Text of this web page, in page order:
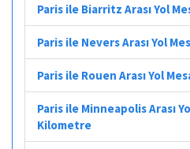
Paris ile Biarritz Arası Yol
Paris ile Nevers Arası Yol
Paris ile Rouen Arası Yol
Paris ile Minneapolis Arası
Kilometre